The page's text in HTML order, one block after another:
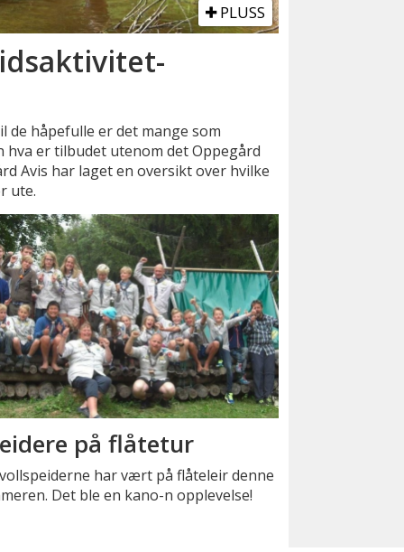
PLUSS
håpefulle er det mange som
er tilbudet utenom det Oppegård
Avis har laget en oversikt over hvilke
ute.
på flåtetur
har vært på flåteleir denne
Det ble en kano-n opplevelse!